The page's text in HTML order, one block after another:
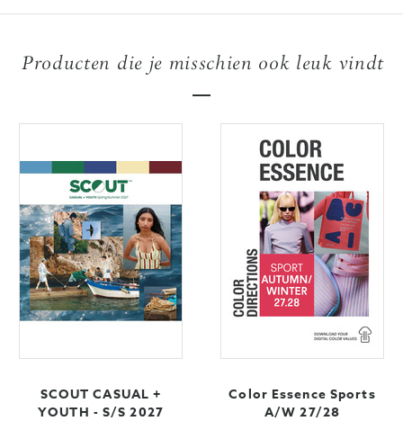
Producten die je misschien ook leuk vindt
SCOUT CASUAL +
YOUTH - S/S 2027
Color Essence Sports
A/W 27/28